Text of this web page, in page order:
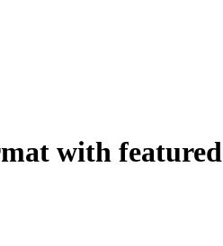
with featured